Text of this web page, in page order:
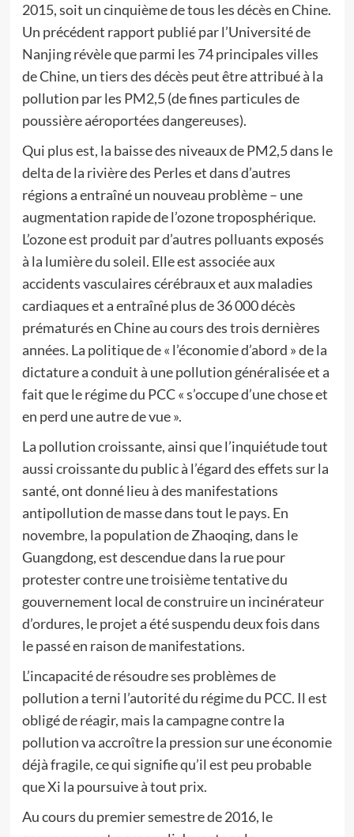
2015, soit un cinquième de tous les décès en Chine.
Un précédent rapport publié par l’Université de
Nanjing révèle que parmi les 74 principales villes
de Chine, un tiers des décès peut être attribué à la
pollution par les PM2,5 (de fines particules de
poussière aéroportées dangereuses).
Qui plus est, la baisse des niveaux de PM2,5 dans le
delta de la rivière des Perles et dans d’autres
régions a entraîné un nouveau problème – une
augmentation rapide de l’ozone troposphérique.
L’ozone est produit par d’autres polluants exposés
à la lumière du soleil. Elle est associée aux
accidents vasculaires cérébraux et aux maladies
cardiaques et a entraîné plus de 36 000 décès
prématurés en Chine au cours des trois dernières
années. La politique de « l’économie d’abord » de la
dictature a conduit à une pollution généralisée et a
fait que le régime du PCC « s’occupe d’une chose et
en perd une autre de vue ».
La pollution croissante, ainsi que l’inquiétude tout
aussi croissante du public à l’égard des effets sur la
santé, ont donné lieu à des manifestations
antipollution de masse dans tout le pays. En
novembre, la population de Zhaoqing, dans le
Guangdong, est descendue dans la rue pour
protester contre une troisième tentative du
gouvernement local de construire un incinérateur
d’ordures, le projet a été suspendu deux fois dans
le passé en raison de manifestations.
L’incapacité de résoudre ses problèmes de
pollution a terni l’autorité du régime du PCC. Il est
obligé de réagir, mais la campagne contre la
pollution va accroître la pression sur une économie
déjà fragile, ce qui signifie qu’il est peu probable
que Xi la poursuive à tout prix.
Au cours du premier semestre de 2016, le